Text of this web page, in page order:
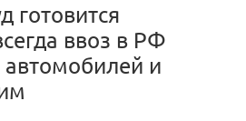
готовится
ввоз в РФ
и